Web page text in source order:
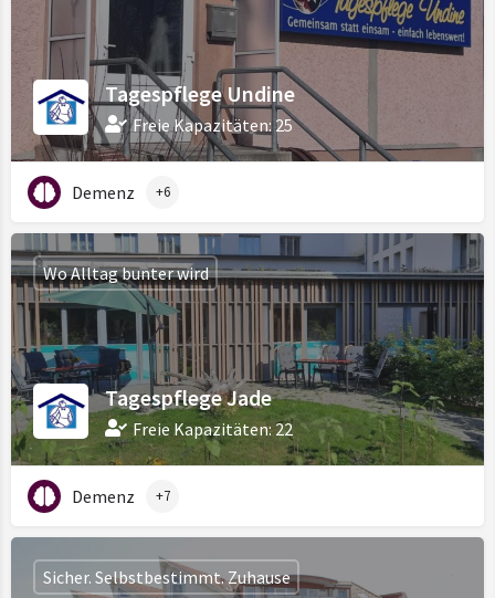
Tagespflege Undine
Freie Kapazitäten: 25
Demenz +6
Tagespflege Jade
Freie Kapazitäten: 22
Wo Alltag bunter wird
Demenz +7
Sicher. Selbstbestimmt. Zuhause